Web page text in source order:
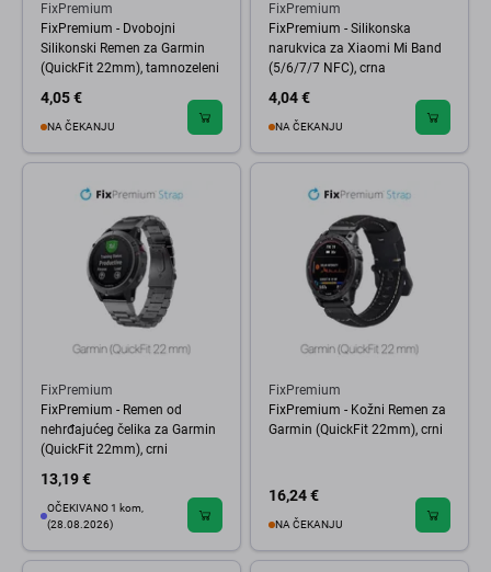
FixPremium
FixPremium - Dvobojni
Silikonski Remen za Garmin
(QuickFit 22mm), tamnozeleni
4,05 €
NA ČEKANJU
FixPremium
FixPremium - Silikonska
narukvica za Xiaomi Mi Band
(5/6/7/7 NFC), crna
4,04 €
NA ČEKANJU
FixPremium
FixPremium - Remen od
nehrđajućeg čelika za Garmin
(QuickFit 22mm), crni
13,19 €
OČEKIVANO 1 kom,
(28.08.2026)
FixPremium
FixPremium - Kožni Remen za
Garmin (QuickFit 22mm), crni
16,24 €
NA ČEKANJU